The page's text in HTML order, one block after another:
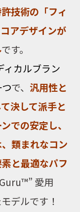
技術の「フィ
アデザインが
です。
ィカルブラン
で、 汎用性と
決して派手と
での安定し、
類まれなコン
と最適なパフ
愛用
デルです！